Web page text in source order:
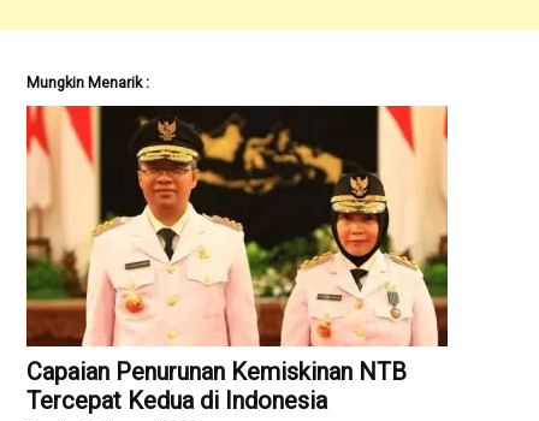
Mungkin Menarik :
Capaian Penurunan Kemiskinan NTB
Tercepat Kedua di Indonesia